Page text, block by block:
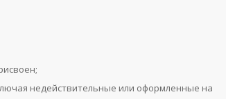
недействительные или оформленные на